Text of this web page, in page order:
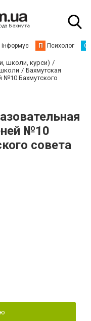
інформує П Психолог С
школи, курси)
Бахмутская
№10 Бахмутского
№10
совета